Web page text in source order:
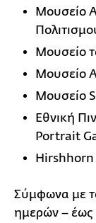
Μουσείο
Μουσείο
Μουσείο
Μουσείο
Εθνική
Portrait
Hirshhorn
Σύμφωνα με
ημερών – έως